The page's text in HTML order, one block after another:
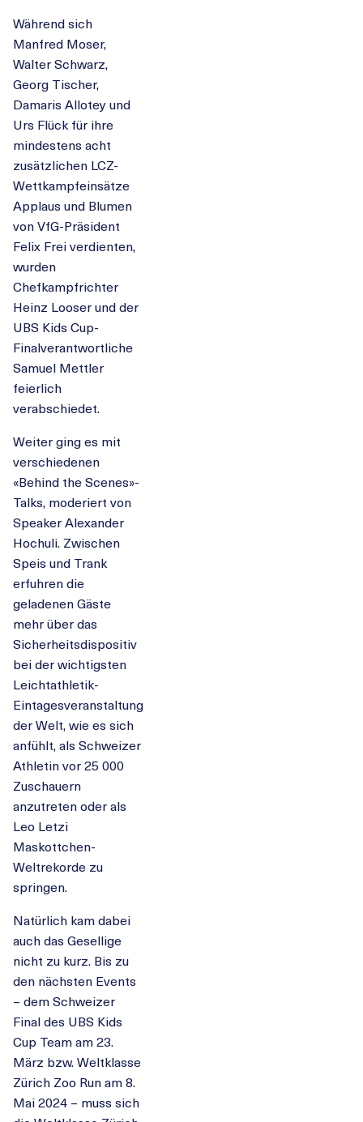
Während sich
Manfred Moser,
Walter Schwarz,
Georg Tischer,
Damaris Allotey und
Urs Flück für ihre
mindestens acht
zusätzlichen LCZ-
Wettkampfeinsätze
Applaus und Blumen
von VfG-Präsident
Felix Frei verdienten,
wurden
Chefkampfrichter
Heinz Looser und der
UBS Kids Cup-
Finalverantwortliche
Samuel Mettler
feierlich
verabschiedet.
Weiter ging es mit
verschiedenen
«Behind the Scenes»-
Talks, moderiert von
Speaker Alexander
Hochuli. Zwischen
Speis und Trank
erfuhren die
geladenen Gäste
mehr über das
Sicherheitsdispositiv
bei der wichtigsten
Leichtathletik-
Eintagesveranstaltung
der Welt, wie es sich
anfühlt, als Schweizer
Athletin vor 25 000
Zuschauern
anzutreten oder als
Leo Letzi
Maskottchen-
Weltrekorde zu
springen.
Natürlich kam dabei
auch das Gesellige
nicht zu kurz. Bis zu
den nächsten Events
– dem Schweizer
Final des UBS Kids
Cup Team am 23.
März bzw. Weltklasse
Zürich Zoo Run am 8.
Mai 2024 – muss sich